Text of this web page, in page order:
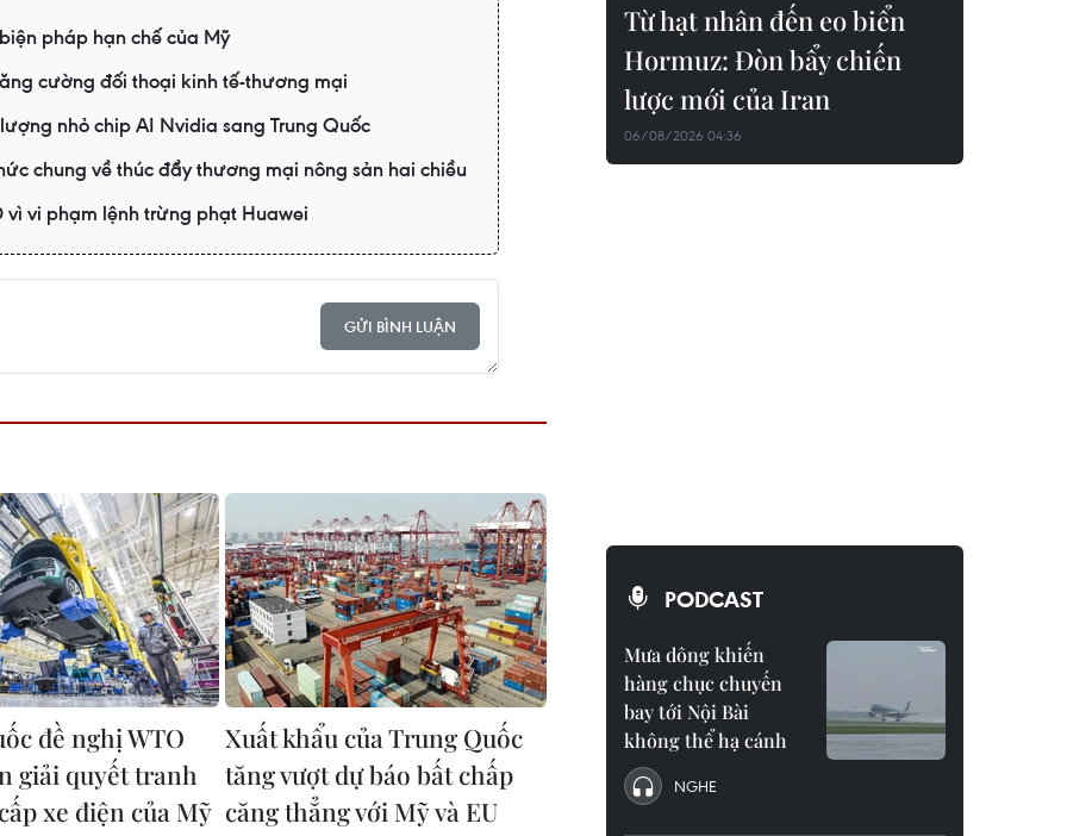
pháp hạn chế của Mỹ
cường đối thoại kinh tế-thương mại
nhỏ chip AI Nvidia sang Trung Quốc
chung về thúc đẩy thương mại nông sản hai chiều
vì vi phạm lệnh trừng phạt Huawei
GỬI BÌNH LUẬN
đề nghị WTO
giải quyết tranh
xe điện của Mỹ
Xuất khẩu của Trung Quốc
tăng vượt dự báo bất chấp
căng thẳng với Mỹ và EU
Từ hạt nhân đến eo biển
Hormuz: Đòn bẩy chiến
lược mới của Iran
06/08/2026 04:36
PODCAST
Mưa dông khiến
hàng chục chuyến
bay tới Nội Bài
không thể hạ cánh
NGHE